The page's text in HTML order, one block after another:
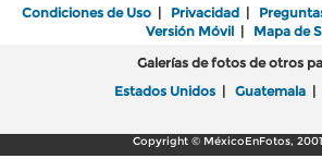
Condiciones de Uso | Privacidad |
Versión Móvil| Mapa de
Galerías de fotos de otros
Estados Unidos | Guatemala |
Copyright © MéxicoEnFotos,